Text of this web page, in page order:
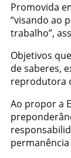
Promovida
“visando ao
trabalho”,
Objetivos
de saberes,
reprodutora
Ao propor a